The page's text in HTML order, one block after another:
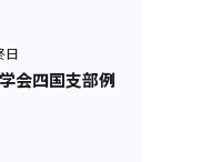
日
会四国支部例